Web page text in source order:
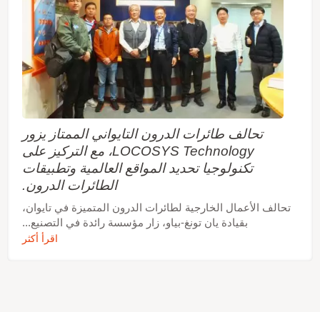
تحالف طائرات الدرون التايواني الممتاز يزور
LOCOSYS Technology، مع التركيز على
تكنولوجيا تحديد المواقع العالمية وتطبيقات
الطائرات الدرون.
تحالف الأعمال الخارجية لطائرات الدرون المتميزة في تايوان،
بقيادة يان تونغ-بياو، زار مؤسسة رائدة في التصنيع...
اقرأ أكثر